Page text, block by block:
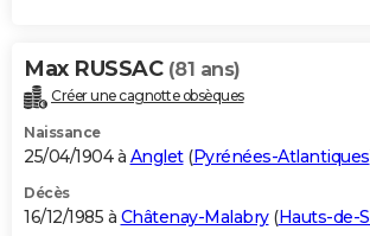
Max RUSSAC (81 ans)
Créer une cagnotte obsèques
Naissance
25/04/1904 à Anglet(Pyrénées-Atlantiques
Décès
16/12/1985 à Châtenay-Malabry(Hauts-de-